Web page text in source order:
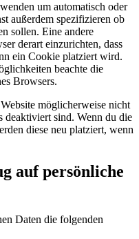
um automatisch oder
außerdem spezifizieren ob
sollen. Eine andere
derart einzurichten, dass
ein Cookie platziert wird.
beachte die
Browsers.
möglicherweise nicht
sind. Wenn du die
diese neu platziert, wenn
auf persönliche
Daten die folgenden